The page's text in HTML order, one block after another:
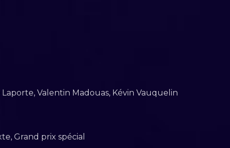
Valentin Madouas, Kévin Vauquelin
Grand prix spécial